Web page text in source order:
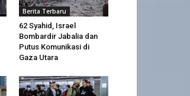
Berita Terbaru
62 Syahid, Israel
Bombardir Jabalia dan
Putus Komunikasi di
Gaza Utara